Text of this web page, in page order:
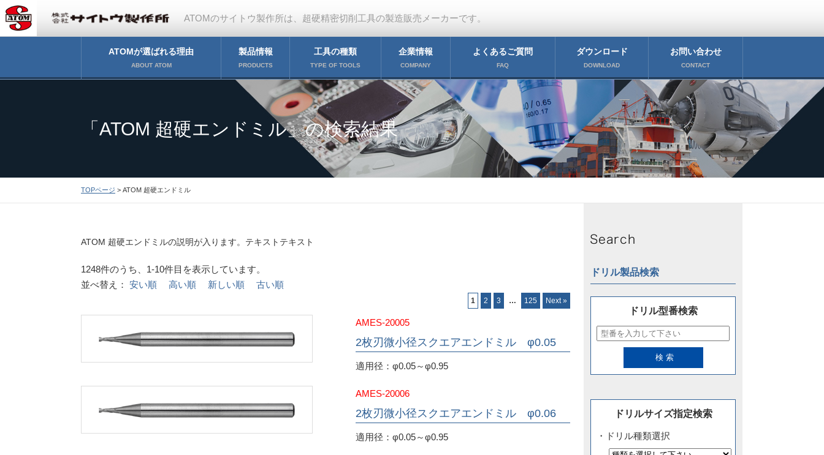
ATOMのサイトウ製作所は、超硬精密切削工具の製造販売メーカーです。
ATOMが選ばれる理由
ABOUT ATOM
製品情報
PRODUCTS
工具の種類
TYPE OF TOOLS
企業情報
COMPANY
よくあるご質問
FAQ
ダウンロード
DOWNLOAD
お問い合わせ
CONTACT
「ATOM 超硬エンドミル」の検索結果
TOPページ > ATOM 超硬エンドミル
ATOM 超硬エンドミルの説明が入ります。テキストテキスト
1248件のうち、1-10件目を表示しています。
並べ替え： 安い順 高い順 新しい順 古い順
1 2 3 … 125 Next »
AMES-20005
2枚刃微小径スクエアエンドミル φ0.05
適用径：φ0.05～φ0.95
AMES-20006
2枚刃微小径スクエアエンドミル φ0.06
適用径：φ0.05～φ0.95
ドリル製品検索
ドリル型番検索
ドリルサイズ指定検索
・ドリル種類選択